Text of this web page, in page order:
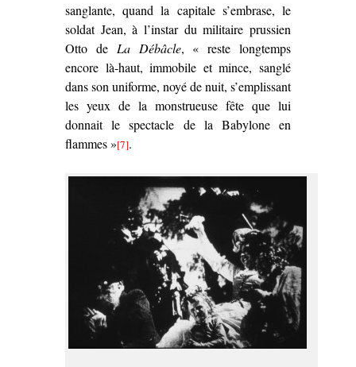
sanglante, quand la capitale s’embrase, le
soldat Jean, à l’instar du militaire prussien
Otto de La Débâcle, « reste longtemps
encore là-haut, immobile et mince, sanglé
dans son uniforme, noyé de nuit, s’emplissant
les yeux de la monstrueuse fête que lui
donnait le spectacle de la Babylone en
flammes »[7].